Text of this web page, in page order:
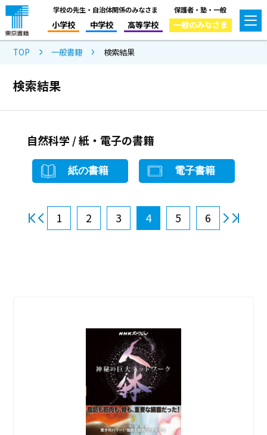
学校の先生・自治体関係のみなさま
小学校 中学校 高等学校
保護者・塾・一般
一般のみなさま
TOP 一般書籍 検索結果
検索結果
自然科学 / 紙・電子の書籍
紙の書籍 電子書籍
1 2 3 4 5 6